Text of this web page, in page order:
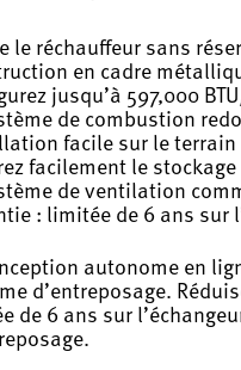
le réchauffeur sans
en cadre
jusqu’à 597,000
de combustion
facile sur le terrain
facilement le
de ventilation
: limitée de 6 ans sur
autonome en
d’entreposage.
de 6 ans sur